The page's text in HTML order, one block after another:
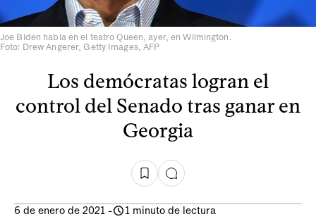
Joe Biden habla en el teatro Queen, ayer, en Wilmington.
Foto: Drew Angerer, Getty Images, AFP
Los demócratas logran el
control del Senado tras ganar en
Georgia
6 de enero de 2021 - 1 minuto de lectura